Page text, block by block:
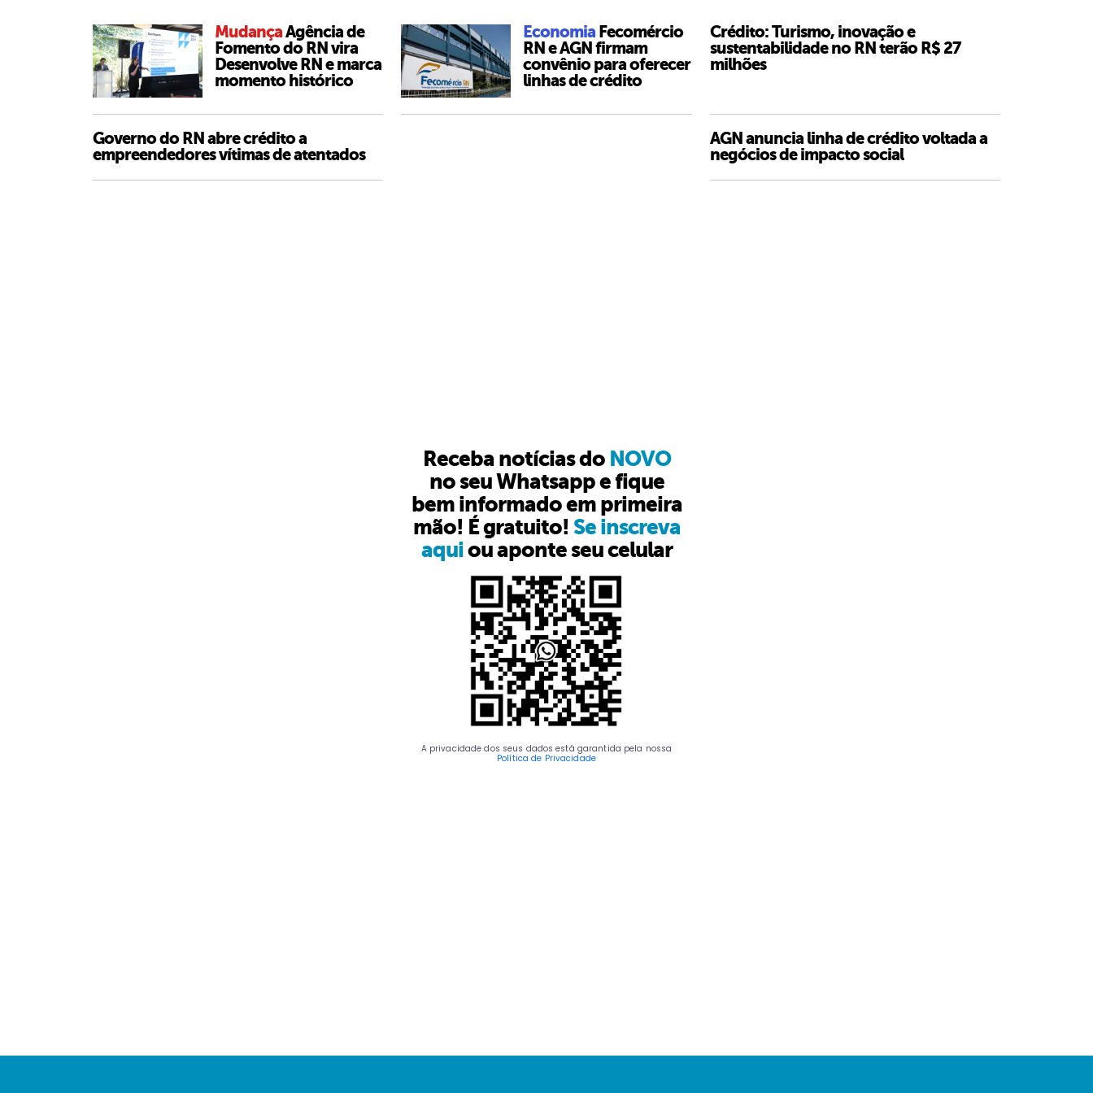
MudançaAgência de
Fomento do RN vira
Desenvolve RN e marca
momento histórico
Economia Fecomércio
RN e AGN firmam
convênio para oferecer
linhas de crédito
Crédito: Turismo, inovação e
sustentabilidade no RN terão R$ 27
milhões
Governo do RN abre crédito a
empreendedores vítimas de atentados
AGN anuncia linha de crédito voltada a
negócios de impacto social
Receba notícias do NOVO
no seu Whatsapp e fique
bem informado em primeira
mão! É gratuito! Se inscreva
aquiou aponte seu celular
A privacidade dos seus dados está garantida pela nossa
Política de Privacidade